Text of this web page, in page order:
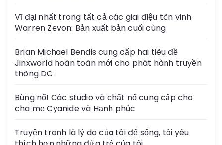
Vĩ đại nhất trong tất cả các giai điệu tôn vinh
Warren Zevon: Bản xuất bản cuối cùng
Brian Michael Bendis cung cấp hai tiêu đề
Jinxworld hoàn toàn mới cho phát hành truyền
thông DC
Bùng nổ! Các studio và chất nổ cung cấp cho
cha mẹ Cyanide và Hạnh phúc
Truyện tranh là lý do của tôi để sống, tôi yêu